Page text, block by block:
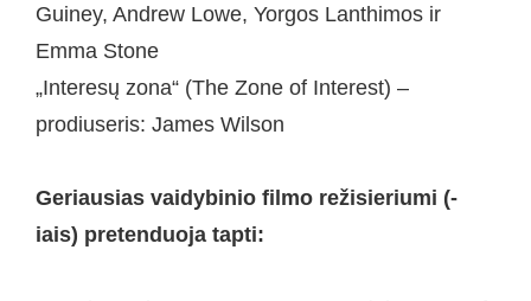
Guiney, Andrew Lowe, Yorgos Lanthimos ir
Emma Stone
„Interesų zona“ (The Zone of Interest) –
prodiuseris: James Wilson
Geriausias vaidybinio filmo režisieriumi (-
iais) pretenduoja tapti: